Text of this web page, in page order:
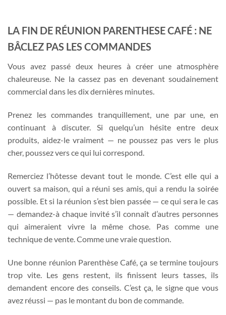
LA FIN DE RÉUNION PARENTHESE CAFÉ : NE
BÂCLEZ PAS LES COMMANDES
Vous avez passé deux heures à créer une atmosphère
chaleureuse. Ne la cassez pas en devenant soudainement
commercial dans les dix dernières minutes.
Prenez les commandes tranquillement, une par une, en
continuant à discuter. Si quelqu’un hésite entre deux
produits, aidez-le vraiment — ne poussez pas vers le plus
cher, poussez vers ce qui lui correspond.
Remerciez l’hôtesse devant tout le monde. C’est elle qui a
ouvert sa maison, qui a réuni ses amis, qui a rendu la soirée
possible. Et si la réunion s’est bien passée — ce qui sera le cas
— demandez-à chaque invité s’il connaît d’autres personnes
qui aimeraient vivre la même chose. Pas comme une
technique de vente. Comme une vraie question.
Une bonne réunion Parenthèse Café, ça se termine toujours
trop vite. Les gens restent, ils finissent leurs tasses, ils
demandent encore des conseils. C’est ça, le signe que vous
avez réussi — pas le montant du bon de commande.